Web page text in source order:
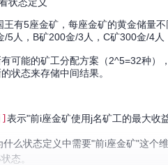
王有5座金矿，每座金矿的黄金储量
/5人，B矿200金/3人，C矿300金/4人
可能的矿工分配方案（2^5=32种
状态来存储中间结果。
表示"前i座金矿使用j名矿工的最大收
什么状态定义中需要"前i座金矿"这个
态。